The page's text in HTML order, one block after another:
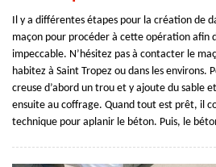
Il y a différentes étapes pour la création de
maçon pour procéder à cette opération afin
impeccable. N’hésitez pas à contacter le
habitez à Saint Tropez ou dans les environs.
creuse d’abord un trou et y ajoute du sable
ensuite au coffrage. Quand tout est prêt, il
technique pour aplanir le béton. Puis, le